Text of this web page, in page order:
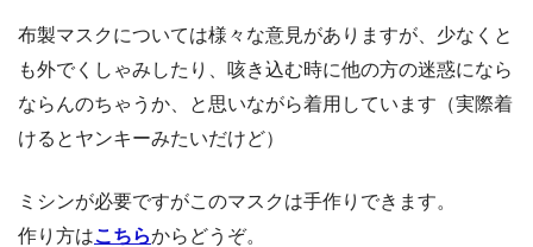
布製マスクについては様々な意見がありますが、少なくと
も外でくしゃみしたり、咳き込む時に他の方の迷惑になら
ならんのちゃうか、と思いながら着用しています（実際着
けるとヤンキーみたいだけど）
ミシンが必要ですがこのマスクは手作りできます。
作り方はこちらからどうぞ。